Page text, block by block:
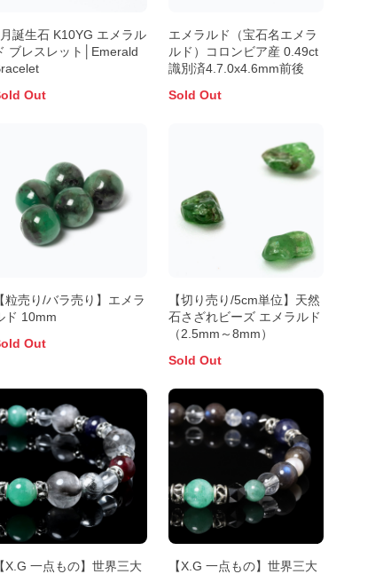
誕生石 K10YG エメラル
ブレスレット│Emerald
Out
エメラルド（宝石名エメラ
ルド）コロンビア産 0.49ct
識別済4.7.0x4.6mm前後
Sold Out
【粒売り/バラ売り】エメラ
ド 10mm
Out
【切り売り/5cm単位】天然
石さざれビーズ エメラルド
（2.5mm～8mm）
Sold Out
【X.G 一点もの】世界三大
【X.G 一点もの】世界三大